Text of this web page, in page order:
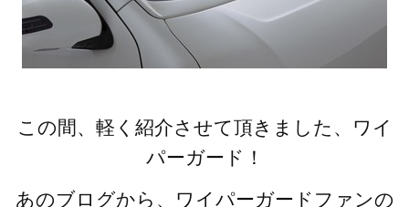
この間、軽く紹介させて頂きました、ワイ
パーガード！
あのブログから、ワイパーガードファンの